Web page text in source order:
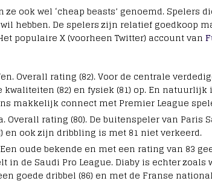
ze ook wel ‘cheap beasts’ genoemd. Spelers
hebben. De spelers zijn relatief goedkoop
populaire X (voorheen Twitter) account van
Overall rating (82). Voor de centrale
kwaliteiten (82) en fysiek (81) op. En
makkelijk connect met Premier League
Overall rating (80). De buitenspeler van Paris
en ook zijn dribbling is met 81 niet verkeerd.
oude bekende en met een rating van 83
in de Saudi Pro League. Diaby is echter zoals
goede dribbel (86) en met de Franse